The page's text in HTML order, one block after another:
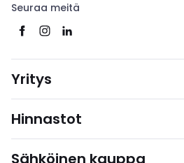
Seuraa meitä
Yritys
Hinnastot
Sähköinen kauppa